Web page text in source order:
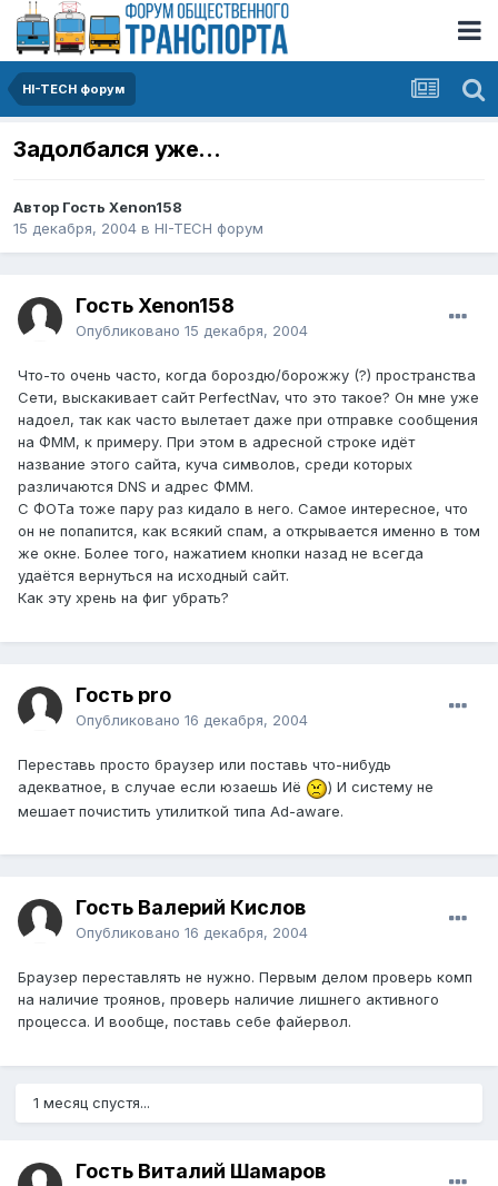
HI-TECH форум
Задолбался уже...
Автор Гость Xenon158
15 декабря, 2004 в HI-TECH форум
Гость Xenon158
Опубликовано 15 декабря, 2004
Что-то очень часто, когда бороздю/борожжу (?) пространства
Сети, выскакивает сайт PerfectNav, что это такое? Он мне уже
надоел, так как часто вылетает даже при отправке сообщения
на ФММ, к примеру. При этом в адресной строке идёт
название этого сайта, куча символов, среди которых
различаются DNS и адрес ФММ.
С ФОТа тоже пару раз кидало в него. Самое интересное, что
он не попапится, как всякий спам, а открывается именно в том
же окне. Более того, нажатием кнопки назад не всегда
удаётся вернуться на исходный сайт.
Как эту хрень на фиг убрать?
Гость pro
Опубликовано 16 декабря, 2004
Переставь просто браузер или поставь что-нибудь
адекватное, в случае если юзаешь Иё
) И систему не
мешает почистить утилиткой типа Ad-aware.
Гость Валерий Кислов
Опубликовано 16 декабря, 2004
Браузер переставлять не нужно. Первым делом проверь комп
на наличие троянов, проверь наличие лишнего активного
процесса. И вообще, поставь себе файервол.
1 месяц спустя...
Гость Виталий Шамаров